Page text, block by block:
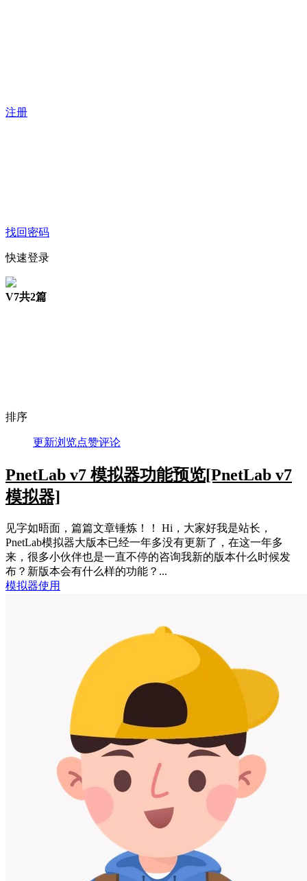
注册
找回密码
快速登录
V7共2篇
排序
更新浏览点赞评论
PnetLab v7 模拟器功能预览[PnetLab v7
模拟器]
见字如晤面，篇篇文章锤炼！！ Hi，大家好我是站长，
PnetLab模拟器大版本已经一年多没有更新了，在这一年多
来，很多小伙伴也是一直不停的咨询我新的版本什么时候发
布？新版本会有什么样的功能？...
模拟器使用